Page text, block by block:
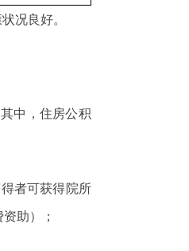
况良好。
中，住房公积
者可获得院所
助）；